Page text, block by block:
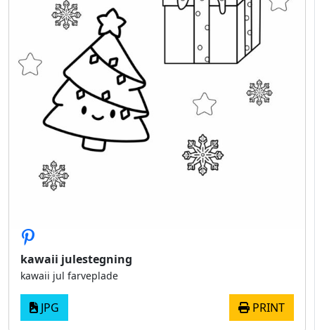
kawaii julestegning
kawaii jul farveplade
JPG PRINT